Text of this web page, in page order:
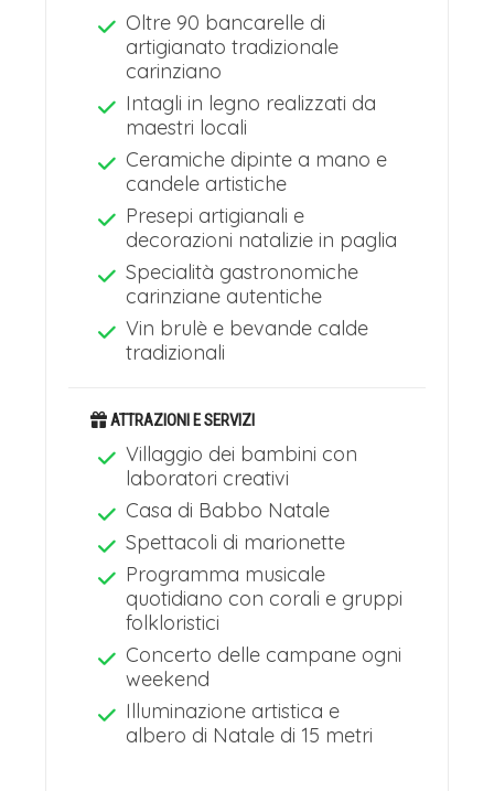
Oltre 90 bancarelle di
artigianato tradizionale
carinziano
Intagli in legno realizzati da
maestri locali
Ceramiche dipinte a mano e
candele artistiche
Presepi artigianali e
decorazioni natalizie in paglia
Specialità gastronomiche
carinziane autentiche
Vin brulè e bevande calde
tradizionali
ATTRAZIONI E SERVIZI
Villaggio dei bambini con
laboratori creativi
Casa di Babbo Natale
Spettacoli di marionette
Programma musicale
quotidiano con corali e gruppi
folkloristici
Concerto delle campane ogni
weekend
Illuminazione artistica e
albero di Natale di 15 metri